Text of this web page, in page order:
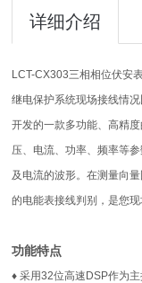
详细介绍
LCT-CX303三相相位伏安
继电保护系统现场接线情
开发的一款多功能、高精
压、电流、功率、频率等
及电流的波形。在测量向
的电能表接线判别，是您
功能特点
♦ 采用32位高速DSP作为